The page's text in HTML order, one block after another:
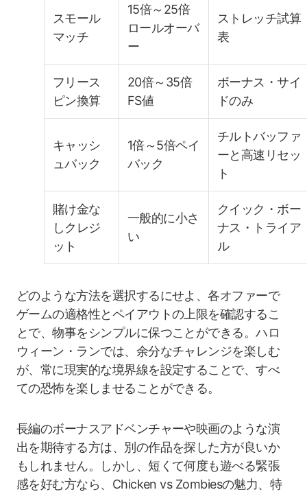
スモール
マッチ
15倍～25倍
ロールオーバ
ー
ストレッチ試算
表
フリース
ピン換算
20倍～35倍
FS値
ボーナス・サイ
ドのみ
キャッシ
ュバック
1倍～5倍ペイ
バック
チルトバッファ
ーと高速リセッ
ト
賭け金な
しクレジ
ット
一般的に小さ
い
クイック・ボー
ナス・トライア
ル
どのような方法を選択するにせよ、各オファーで
ゲームの適格性とペイアウトの上限を確認するこ
とで、物事をシンプルに保つことができる。ハロ
ウィーン・ランでは、余分なチャレンジを楽しむ
が、常に現実的な境界線を設定することで、すべ
ての恐怖を楽しませることができる。
長編のボーナスアドベンチャーや映画のような演
出を期待する方は、別の作品を探した方が良いか
もしれません。しかし、短くて何度も遊べる緊張
感を好む方なら、Chicken vs Zombiesの魅力、特